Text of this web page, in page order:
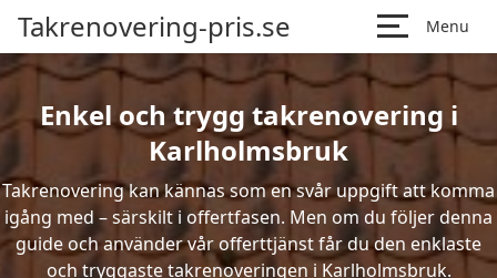
Takrenovering-pris.se Menu
Enkel och trygg takrenovering i
Karlholmsbruk
Takrenovering kan kännas som en svår uppgift att komma
igång med – särskilt i offertfasen. Men om du följer denna
guide och använder vår offerttjänst får du den enklaste
och tryggaste takrenoveringen i Karlholmsbruk.